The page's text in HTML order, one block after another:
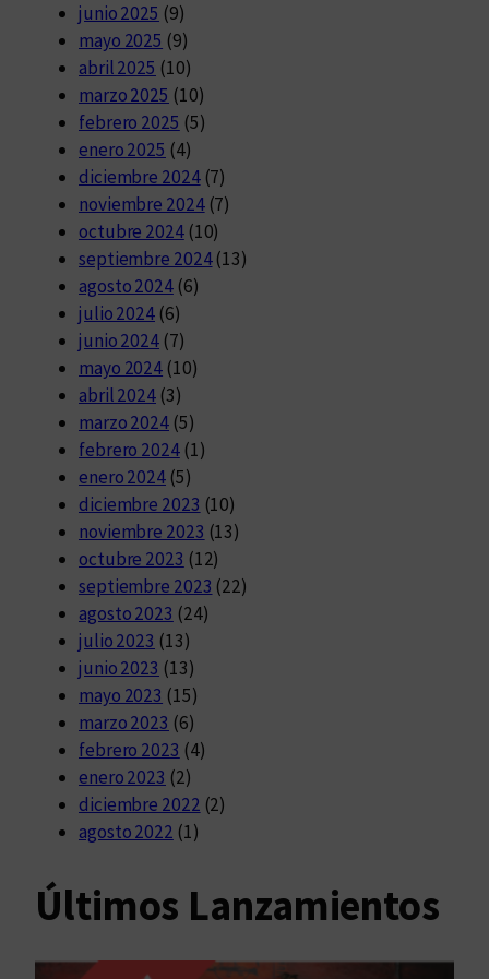
junio 2025 (9)
mayo 2025 (9)
abril 2025 (10)
marzo 2025 (10)
febrero 2025 (5)
enero 2025 (4)
diciembre 2024(7)
noviembre 2024(7)
octubre 2024(10)
septiembre 2024(13)
agosto 2024(6)
julio 2024 (6)
junio 2024 (7)
mayo 2024 (10)
abril 2024 (3)
marzo 2024 (5)
febrero 2024(1)
enero 2024 (5)
diciembre 2023 (10)
noviembre 2023 (13)
octubre 2023 (12)
septiembre 2023 (22)
agosto 2023 (24)
julio 2023 (13)
junio 2023 (13)
mayo 2023 (15)
marzo 2023 (6)
febrero 2023 (4)
enero 2023 (2)
diciembre 2022 (2)
agosto 2022 (1)
Últimos Lanzamientos